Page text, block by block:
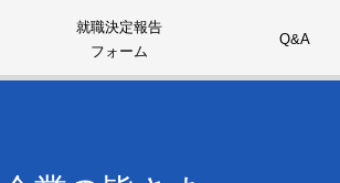
就職決定報告
フォーム
Q&A